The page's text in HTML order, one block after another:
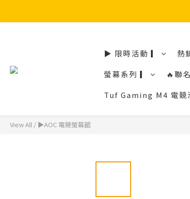
▶ 限時活動 ▎ 熱
螢幕系列 ▎
🔥聯
Tuf Gaming M4 電競
View All / ▶AOC 電競螢幕館